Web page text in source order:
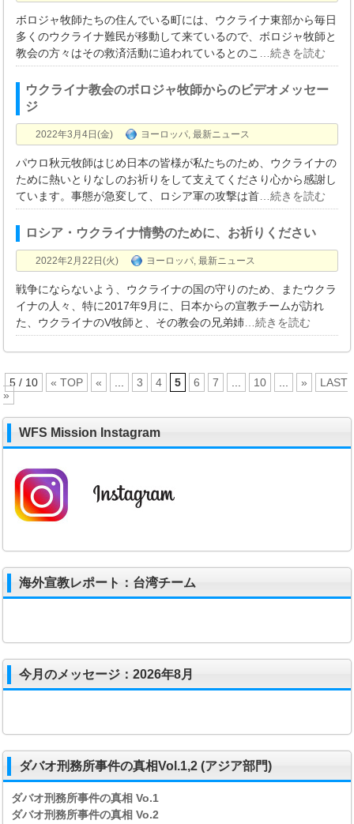
ボロジャ牧師たちの住んでいる町には、ウクライナ東部から毎日
多くのウクライナ難民が移動して来ているので、ボロジャ牧師と
教会の方々はその救済活動に追われているとのこ
…続きを読む
ウクライナ教会のボロジャ牧師からのビデオメッセー
ジ
2022年3月4日(金) ヨーロッパ,最新ニュース
パウロ秋元牧師はじめ日本の皆様が私たちのため、ウクライナの
ために熱いとりなしのお祈りをして支えてくださり心から感謝し
ています。事態が急変して、ロシア軍の攻撃は首 …続きを読む
ロシア・ウクライナ情勢のために、お祈りください
2022年2月22日(火) ヨーロッパ,最新ニュース
戦争にならないよう、ウクライナの国の守りのため、またウクラ
イナの人々、特に2017年9月に、日本からの宣教チームが訪れ
た、ウクライナのV牧師と、その教会の兄弟姉 …続きを読む
5 / 10 « TOP « 3 4 5 6 7 10 »
LAST
»
WFS Mission Instagram
海外宣教レポート：台湾チーム
今月のメッセージ：2026年8月
ダバオ刑務所事件の真相Vol.1,2 (アジア部門)
ダバオ刑務所事件の真相Vo.1
ダバオ刑務所事件の真相Vo.2